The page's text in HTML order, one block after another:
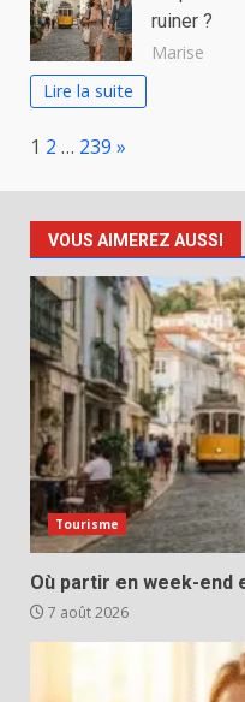
ruiner ?
Marise
Lire la suite
Page:
1 2 … 239 Next
»
VOUS AIMEREZ AUSSI
Tourisme
Où partir en week-end
7 août 2026